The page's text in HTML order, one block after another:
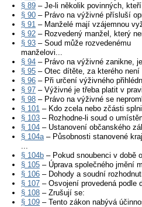
§ 89 – Je-li několik povinných,
§ 90 – Právo na výživné přísluší
§ 91 – Manželé mají vzájemnou
§ 92 – Rozvedený manžel, který
§ 93 – Soud může rozvedenému
manželovi...
§ 94 – Právo na výživné zanikne,
§ 95 – Otec dítěte, za kterého není
§ 96 – Při určení výživného
§ 97 – Výživné je třeba platit v
§ 98 – Právo na výživné se
§ 101 – Kdo zcela nebo zčásti
§ 103 – Rozhodne-li soud o
§ 104 – Ustanovení občanského
§ 104a– Působnosti stanovené
...
§ 104b – Pokud snoubenci v době
§ 105 – Úprava společného jmění
§ 106 – Dohody a soudní
§ 107 – Osvojení provedená podle
§ 108 – Zrušují se:
§ 109 – Tento zákon nabývá